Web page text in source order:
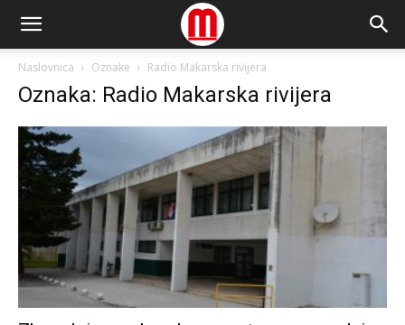
Naslovnica Oznake Radio Makarska rivijera
Oznaka: Radio Makarska rivijera